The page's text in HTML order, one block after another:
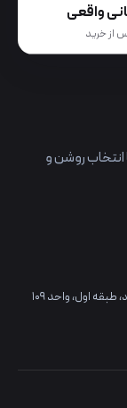
واقعی
از خرید
روشن و
اول، واحد ۱۰۹